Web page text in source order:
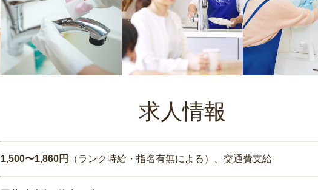
求人情報
1,500〜1,860円 （ランク時給・指名有無による）、交通費支給